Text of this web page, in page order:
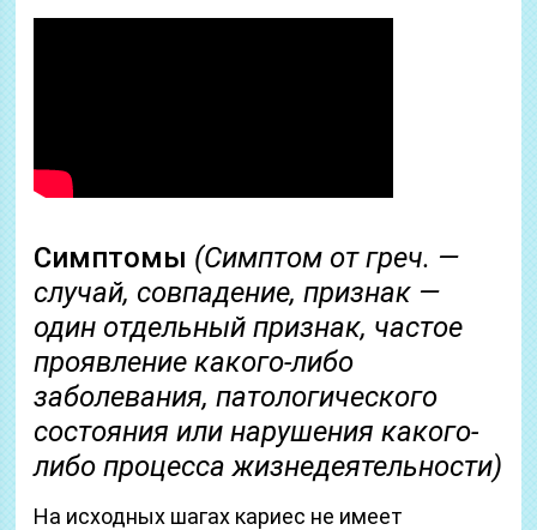
Симптомы (Симптом от греч. —
случай, совпадение, признак —
один отдельный признак, частое
проявление какого-либо
заболевания, патологического
состояния или нарушения какого-
либо процесса жизнедеятельности)
На исходных шагах кариес не имеет